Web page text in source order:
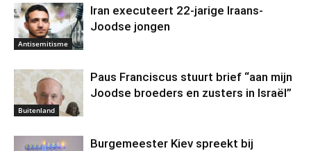
Antisemitisme
Iran executeert 22-jarige Iraans-
Joodse jongen
Buitenland
Paus Franciscus stuurt brief “aan mijn
Joodse broeders en zusters in Israël”
Burgemeester Kiev spreekt bij